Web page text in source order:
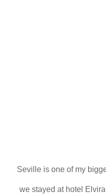
Seville is one of my
we stayed at hotel